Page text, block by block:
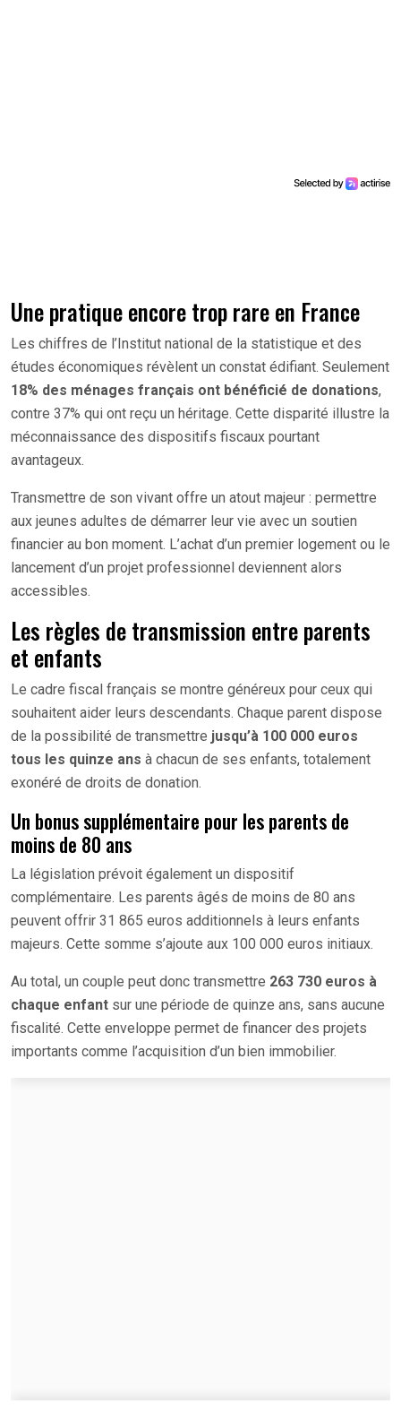
Une pratique encore trop rare en France
Les chiffres de l’Institut national de la statistique et des
études économiques révèlent un constat édifiant. Seulement
18% des ménages français ont bénéficié de donations,
contre 37% qui ont reçu un héritage. Cette disparité illustre la
méconnaissance des dispositifs fiscaux pourtant
avantageux.
Transmettre de son vivant offre un atout majeur : permettre
aux jeunes adultes de démarrer leur vie avec un soutien
financier au bon moment. L’achat d’un premier logement ou le
lancement d’un projet professionnel deviennent alors
accessibles.
Les règles de transmission entre parents
et enfants
Le cadre fiscal français se montre généreux pour ceux qui
souhaitent aider leurs descendants. Chaque parent dispose
de la possibilité de transmettre jusqu’à 100 000 euros
tous les quinze ans à chacun de ses enfants, totalement
exonéré de droits de donation.
Un bonus supplémentaire pour les parents de
moins de 80 ans
La législation prévoit également un dispositif
complémentaire. Les parents âgés de moins de 80 ans
peuvent offrir 31 865 euros additionnels à leurs enfants
majeurs. Cette somme s’ajoute aux 100 000 euros initiaux.
Au total, un couple peut donc transmettre 263 730 euros à
chaque enfant sur une période de quinze ans, sans aucune
fiscalité. Cette enveloppe permet de financer des projets
importants comme l’acquisition d’un bien immobilier.